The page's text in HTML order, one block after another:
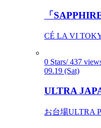
「
CÉ LA VI
0 Stars/ 437
09.19 (Sat)
ULTRA
お台場ULTRA